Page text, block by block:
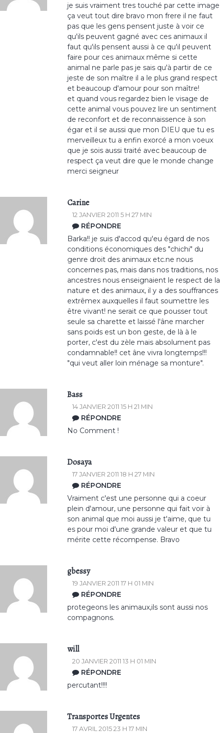
je suis vraiment tres touché par cette image
ça veut tout dire bravo mon frere il ne faut
pas que les gens pensent juste à voir ce
qu'ils peuvent gagné avec ces animaux il
faut qu'ils pensent aussi à ce qu'il peuvent
faire pour ces animaux même si cette
animal ne parle pas je sais qu'à partir de ce
jeste de son maître il a le plus grand respect
et beaucoup d'amour pour son maître!
et quand vous regardez bien le visage de
cette animal vous pouvez lire un sentiment
de reconfort et de reconnaissence à son
égar et il se aussi que mon DIEU que tu es
merveilleux tu a enfin exorcé a mon voeux
que je sois aussi traité avec beaucoup de
respect ça veut dire que le monde change
merci seigneur
Carine
12 JANVIER 2011 5 H 27 MIN
RÉPONDRE
Barka!! je suis d'accod qu'eu égard de nos
conditions économiques des "chichi" du
genre droit des animaux etc.ne nous
concernes pas, mais dans nos traditions, nos
ancestres nous enseignaient le respect de la
nature et des animaux, il y a des souffrances
extrêmex auxquelles il faut soumettre les
être vivant! ne serait ce que pousser tout
seule sa charette et laissé l'âne marcher
sans poids est un bon geste, de là à le
porter, c'est du zèle mais absolument pas
condamnable!! cet âne vivra longtemps!!!
"qui veut aller loin ménage sa monture".
Bass
14 JANVIER 2011 15 H 21 MIN
RÉPONDRE
No Comment !
Dosaya
17 JANVIER 2011 18 H 27 MIN
RÉPONDRE
Vraiment c'est une personne qui a coeur
plein d'amour, une personne qui fait voir à
son animal que moi aussi je t'aime, que tu
es pour moi d'une grande valeur et que tu
mérite cette récompense. Bravo
gbessy
19 JANVIER 2011 17 H 01 MIN
RÉPONDRE
protegeons les animaux,ils sont aussi nos
compagnons.
will
20 JANVIER 2011 13 H 01 MIN
RÉPONDRE
percutant!!!!
Transportes Urgentes
17 AVRIL 2015 23 H 17 MIN